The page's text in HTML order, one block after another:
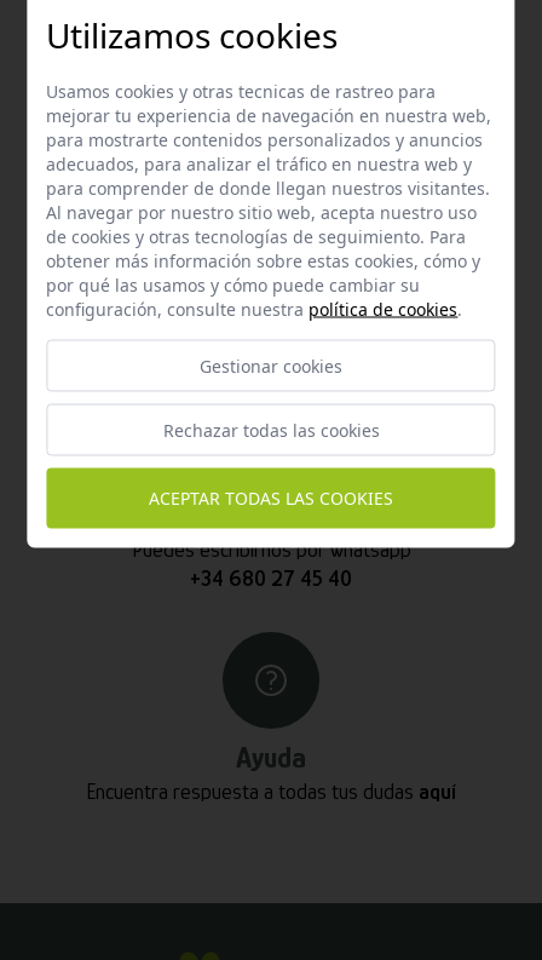
Email
hola@welovemascotas.com
Teléfono
Contacta con nosotros a través del teléfono954
Whatsapp
Puedes escribirnos por whatsapp
+34 680 27 45 40
Ayuda
Encuentra respuesta a todas tus dudas aquí
Utilizamos cookies
Usamos cookies y otras tecnicas de rastreo para
mejorar tu experiencia de navegación en nuestra web,
para mostrarte contenidos personalizados y anuncios
adecuados, para analizar el tráfico en nuestra web y
para comprender de donde llegan nuestros visitantes.
Al navegar por nuestro sitio web, acepta nuestro uso
de cookies y otras tecnologías de seguimiento. Para
obtener más información sobre estas cookies, cómo y
por qué las usamos y cómo puede cambiar su
configuración, consulte nuestra política de cookies.
Gestionar cookies
Rechazar todas las cookies
ACEPTAR TODAS LAS COOKIES